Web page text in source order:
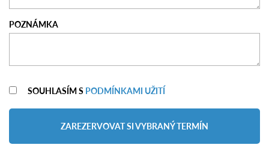
POZNÁMKA
SOUHLASÍM S PODMÍNKAMI UŽITÍ
ZAREZERVOVAT SI VYBRANÝ TERMÍN